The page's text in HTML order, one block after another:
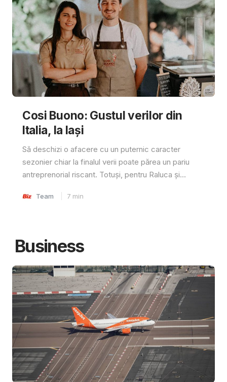
Cosi Buono: Gustul verilor din
Italia, la Iași
Să deschizi o afacere cu un puternic caracter
sezonier chiar la finalul verii poate părea un pariu
antreprenorial riscant. Totuși, pentru Raluca și...
Team 7 min
Business